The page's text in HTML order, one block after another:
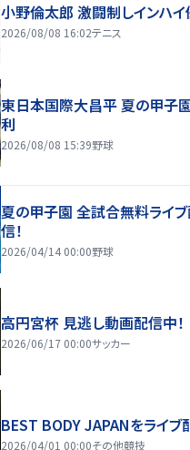
小野倫太郎 激闘制しインハ
2026/08/08 16:02テニス
東日本国際大昌平 夏の甲子
利
2026/08/08 15:39野球
夏の甲子園 全試合無料ライ
信！
2026/04/14 00:00野球
高円宮杯 見逃し動画配信中！
2026/06/17 00:00サッカー
BEST BODY JAPANをライブ
2026/04/01 00:00その他競技